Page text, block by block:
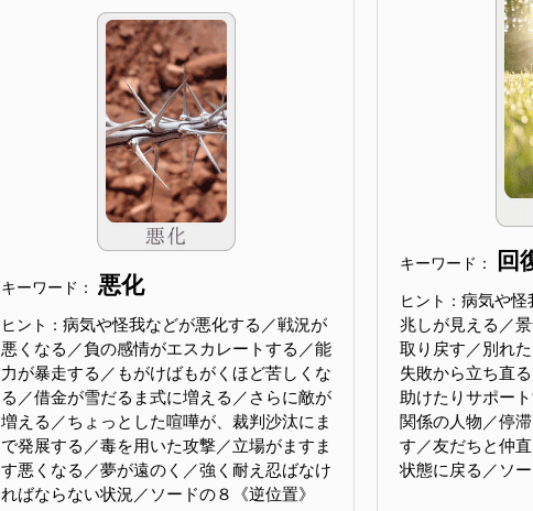
キーワード： 悪化
ヒント： 病気や怪我などが悪化する／戦況が
悪くなる／負の感情がエスカレートする／能
力が暴走する／もがけばもがくほど苦しくな
る／借金が雪だるま式に増える／さらに敵が
増える／ちょっとした喧嘩が、裁判沙汰にま
で発展する／毒を用いた攻撃／立場がますま
す悪くなる／夢が遠のく／強く耐え忍ばなけ
ればならない状況／ソードの８《逆位置》
キーワード： 回
ヒント： 病気や怪
兆しが見える／
取り戻す／別れ
失敗から立ち直
助けたりサポー
関係の人物／停
す／友だちと仲
状態に戻る／ソ